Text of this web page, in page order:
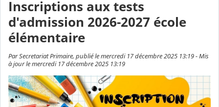
Inscriptions aux tests
d'admission 2026-2027 école
élémentaire
Par Secretariat Primaire, publié le mercredi 17 décembre 2025 13:19 - Mis
à jour le mercredi 17 décembre 2025 13:19